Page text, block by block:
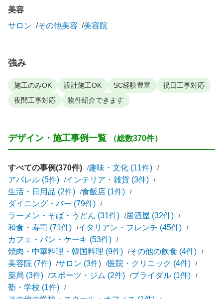
美容
サロン
その他美容 美容院
強み
施工のみOK 設計施工OK SC経験豊富
祝日工事対応
夜間工事対応
物件紹介できます
デザイン・施工事例一覧 （総数370件）
すべての事例(370件)
趣味・文化 (11件)
アパレル (5件)
インテリア・雑貨 (3件)
生活・日用品 (2件)
食飯店 (1件)
ダイニング・バー (79件)
ラーメン・そば・うどん (31件)
居酒屋 (32件)
和食・寿司 (71件)
イタリアン・フレンチ (45件)
カフェ・パン・ケーキ (53件)
焼肉・中華料理・韓国料理 (9件)
その他の飲食 (4件)
美容院 (7件)
サロン (3件)
医院・クリニック (4件)
薬局 (3件)
スポーツ・ジム (2件)
ブライダル (1件)
塾・学校 (1件)